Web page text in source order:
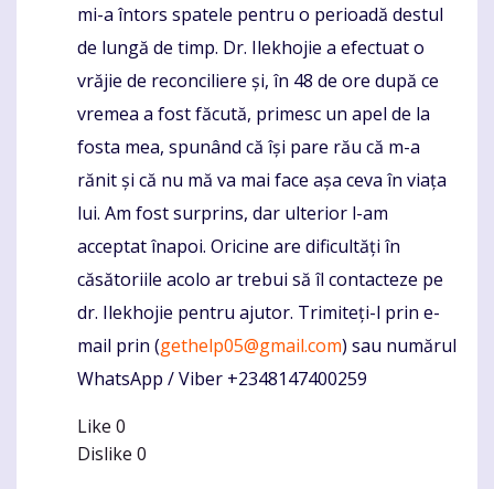
mi-a întors spatele pentru o perioadă destul
de lungă de timp. Dr. Ilekhojie a efectuat o
vrăjie de reconciliere și, în 48 de ore după ce
vremea a fost făcută, primesc un apel de la
fosta mea, spunând că își pare rău că m-a
rănit și că nu mă va mai face așa ceva în viața
lui. Am fost surprins, dar ulterior l-am
acceptat înapoi. Oricine are dificultăți în
căsătoriile acolo ar trebui să îl contacteze pe
dr. Ilekhojie pentru ajutor. Trimiteți-l prin e-
mail prin (gethelp05@gmail.com) sau numărul
WhatsApp / Viber +2348147400259
Like 0
Dislike 0